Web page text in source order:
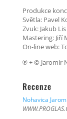
Produkce
Světla: Pavel
Zvuk: Jakub Lis
Mastering: Jiří
On-line web:
℗ + © Jaromír
Recenze
Nohavica